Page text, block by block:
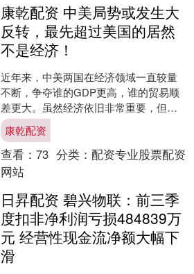
康乾配资 中美局势或发生大
反转，最先超过美国的居然
不是经济！
近年来，中美两国在经济领域一直较量
不断，争夺谁的GDP更高，谁的贸易顺
差更大。虽然经济依旧非常重要，但最
近有专家指出，中国在军事领域可能已
经开始领先一步。从全球....
康乾配资
查看： 73 分类： 配资专业股票配资
网站
日昇配资 碧兴物联：前三季
度扣非净利润亏损484839万
元 经营性现金流净额大幅下
滑